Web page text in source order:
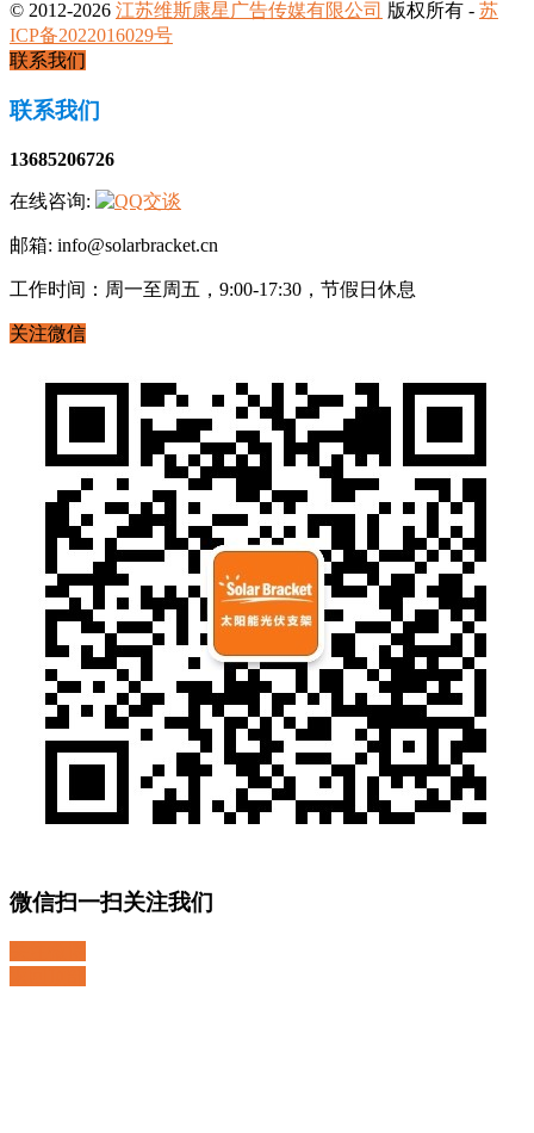
© 2012-2026 江苏维斯康星广告传媒有限公司 版权所有 - 苏
ICP备2022016029号
联系我们
联系我们
13685206726
在线咨询:
邮箱: info@solarbracket.cn
工作时间：周一至周五，9:00-17:30，节假日休息
关注微信
微信扫一扫关注我们